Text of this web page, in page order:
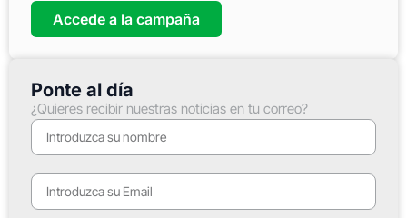
Accede a la campaña
Ponte al día
¿Quieres recibir nuestras noticias en tu correo?